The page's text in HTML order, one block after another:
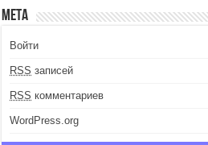
Мета
Войти
RSS записей
RSS комментариев
WordPress.org